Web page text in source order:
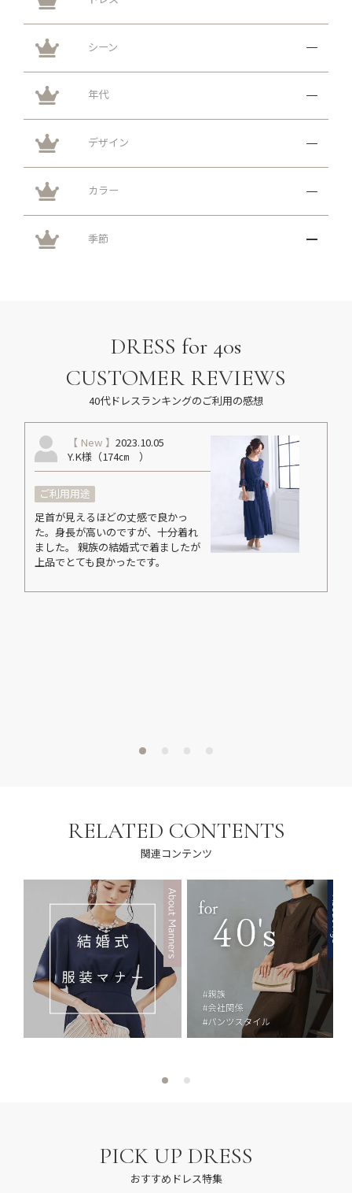
シーン
年代
デザイン
カラー
季節
DRESS for 40s
CUSTOMER REVIEWS
40代ドレスランキングのご利用の感想
【 New 】2023.10.05
Y.K様（174㎝ ）
ご利用用途
足首が見えるほどの丈感で良かっ
た。身長が高いのですが、十分着れ
ました。 親族の結婚式で着ましたが
上品でとても良かったです。
RELATED CONTENTS
関連コンテンツ
PICK UP DRESS
おすすめドレス特集